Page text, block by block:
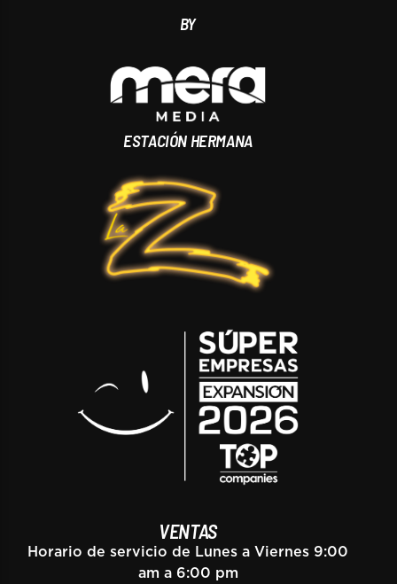
BY
ESTACIÓN HERMANA
VENTAS
Horario de servicio de Lunes a Viernes 9:00
am a 6:00 pm